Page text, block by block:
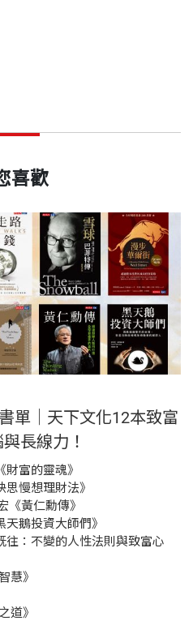
喜歡
單｜天下文化12本致富
長線力！
富的靈魂》
慢想理財法》
《黃仁勳傳》
鵝投資大師們》
往：不變的人性法則與致富心
慧》
道》